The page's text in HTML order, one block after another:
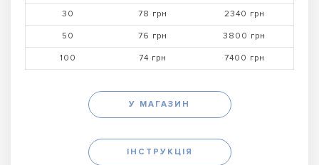
30 78 грн 2340 грн
50 76 грн 3800 грн
100 74 грн 7400 грн
У МАГАЗИН
ІНСТРУКЦІЯ